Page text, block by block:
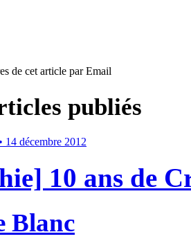
de cet article par Email
publiés
• 14 décembre 2012
10 ans de
Blanc